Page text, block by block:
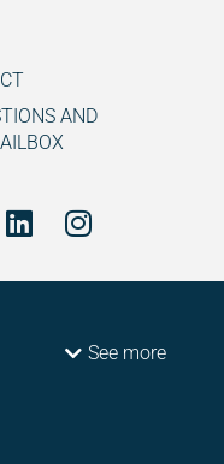
AND
See more